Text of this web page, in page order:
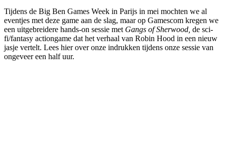
Tijdens de Big Ben Games Week in Parijs in mei mochten we al
eventjes met deze game aan de slag, maar op Gamescom kregen we
een uitgebreidere hands-on sessie met Gangs of Sherwood, de sci-
fi/fantasy actiongame dat het verhaal van Robin Hood in een nieuw
jasje vertelt. Lees hier over onze indrukken tijdens onze sessie van
ongeveer een half uur.